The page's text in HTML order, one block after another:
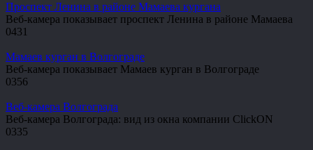
Проспект Ленина в районе Мамаева кургана
Веб-камера показывает проспект Ленина в районе Мамаева
0431
Мамаев курган в Волгограде
Веб-камера показывает Мамаев курган в Волгограде
0356
Веб-камера Волгограда
Веб-камера Волгограда: вид из окна компании ClickON
0335